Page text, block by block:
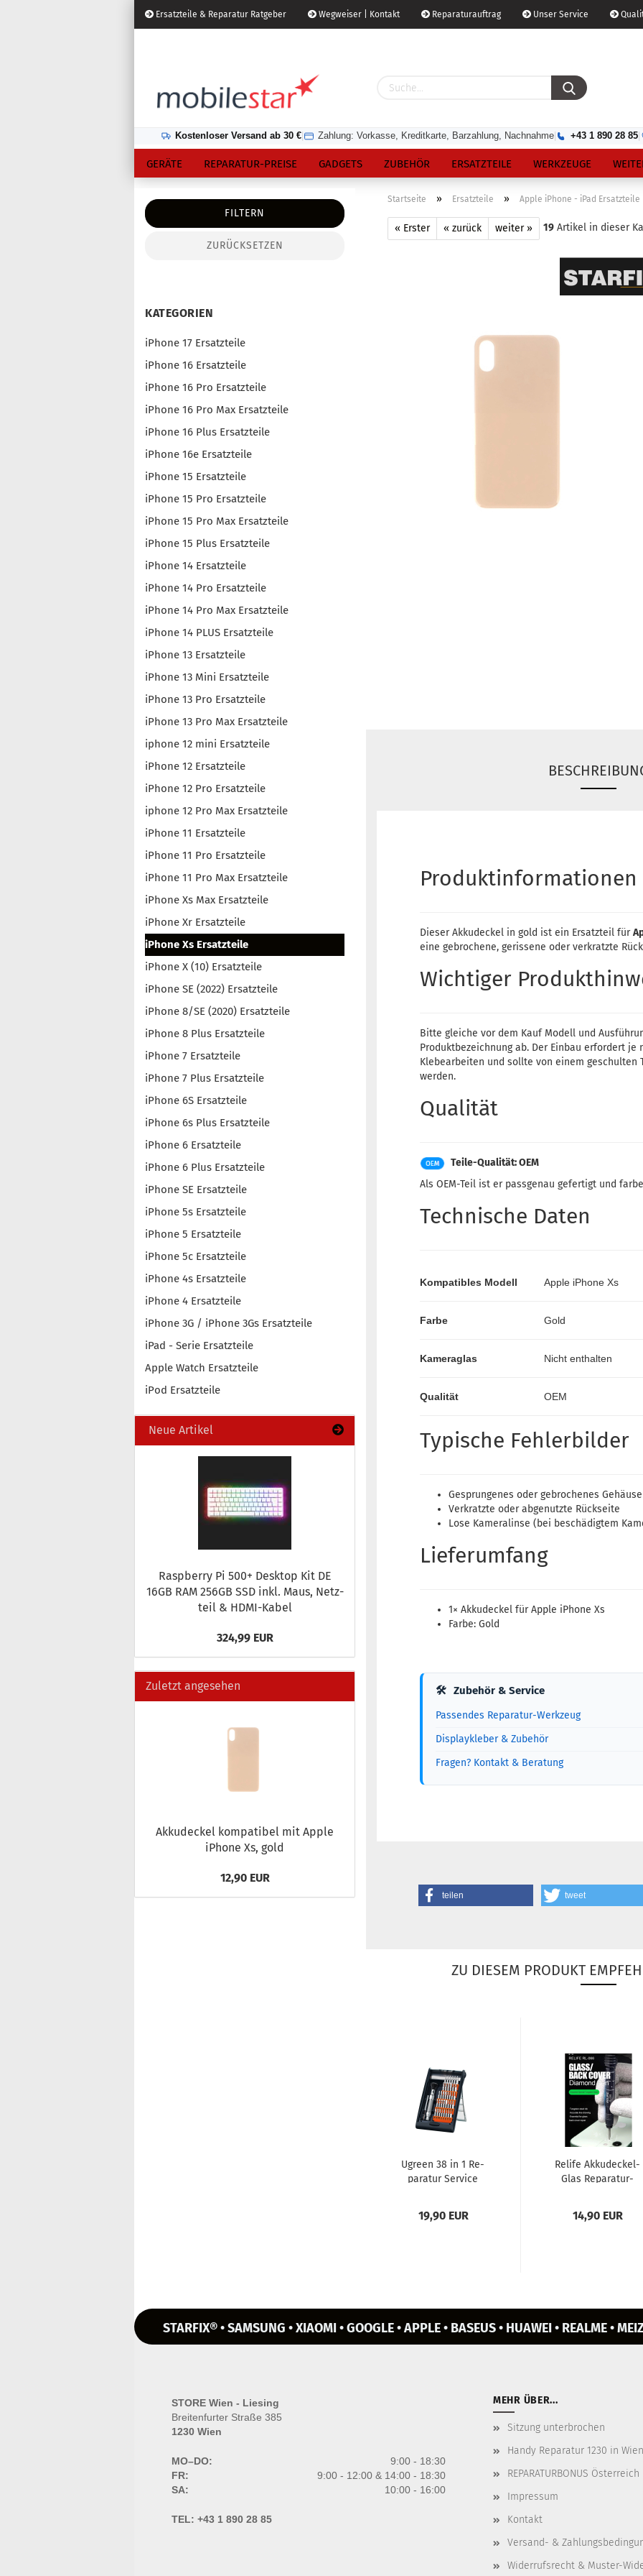
Ersatzteile & Reparatur Ratgeber Wegweiser | Kontakt Reparaturauftrag Unser Service
Kostenloser Versand ab 30 € Zahlung: Vorkasse, Kreditkarte, Barzahlung, Nachnahme +43 1 890 28 85
GERÄTE REPARATUR-PREISE GADGETS ZUBEHÖR ERSATZTEILE WERKZEUGE
Startseite » Ersatzteile » Apple iPhone - iPad Ersatzteile
« Erster « zurück weiter » 19 Artikel in dieser
Produktinformationen
Dieser Akkudeckel in gold ist ein Ersatzteil für
eine gebrochene, gerissene oder verkratzte
Wichtiger
Bitte gleiche vor dem Kauf Modell und
Produktbezeichnung ab. Der Einbau erfordert je
Klebearbeiten und sollte von einem geschulten
werden.
Qualität
Teile-Qualität: OEM
Als OEM-Teil ist er passgenau gefertigt und
Technische Daten
Kompatibles Modell Apple iPhone Xs
Farbe Gold
Kameraglas Nicht enthalten
Qualität OEM
Typische Fehlerbilder
Gesprungenes oder gebrochenes Gehäuse
Verkratzte oder abgenutzte Rückseite
Lose Kameralinse (bei beschädigtem
Lieferumfang
1× Akkudeckel für Apple iPhone Xs
Farbe: Gold
🛠 Zubehör & Service
Passendes Reparatur-Werkzeug
Displaykleber & Zubehör
Fragen? Kontakt & Beratung
teilen tweet
ZU DIESEM PRODUKT
Ugreen 38 in 1 Re­
pa­ra­tur Ser­vice
19,90 EUR
Re­li­fe Akkudeckel-​​
Glas Reparatur-​​
14,90 EUR
FILTERN
ZURÜCKSETZEN
KATEGORIEN
iPhone 17 Ersatzteile
iPhone 16 Ersatzteile
iPhone 16 Pro Ersatzteile
iPhone 16 Pro Max Ersatzteile
iPhone 16 Plus Ersatzteile
iPhone 16e Ersatzteile
iPhone 15 Ersatzteile
iPhone 15 Pro Ersatzteile
iPhone 15 Pro Max Ersatzteile
iPhone 15 Plus Ersatzteile
iPhone 14 Ersatzteile
iPhone 14 Pro Ersatzteile
iPhone 14 Pro Max Ersatzteile
iPhone 14 PLUS Ersatzteile
iPhone 13 Ersatzteile
iPhone 13 Mini Ersatzteile
iPhone 13 Pro Ersatzteile
iPhone 13 Pro Max Ersatzteile
iphone 12 mini Ersatzteile
iPhone 12 Ersatzteile
iPhone 12 Pro Ersatzteile
iphone 12 Pro Max Ersatzteile
iPhone 11 Ersatzteile
iPhone 11 Pro Ersatzteile
iPhone 11 Pro Max Ersatzteile
iPhone Xs Max Ersatzteile
iPhone Xr Ersatzteile
iPhone Xs Ersatzteile
iPhone X (10) Ersatzteile
iPhone SE (2022) Ersatzteile
iPhone 8/SE (2020) Ersatzteile
iPhone 8 Plus Ersatzteile
iPhone 7 Ersatzteile
iPhone 7 Plus Ersatzteile
iPhone 6S Ersatzteile
iPhone 6s Plus Ersatzteile
iPhone 6 Ersatzteile
iPhone 6 Plus Ersatzteile
iPhone SE Ersatzteile
iPhone 5s Ersatzteile
iPhone 5 Ersatzteile
iPhone 5c Ersatzteile
iPhone 4s Ersatzteile
iPhone 4 Ersatzteile
iPhone 3G / iPhone 3Gs Ersatzteile
iPad - Serie Ersatzteile
Apple Watch Ersatzteile
iPod Ersatzteile
Neue Artikel
Raspber­ry Pi 500+ Desk­top Kit DE
16GB RAM 256GB SSD inkl. Maus, Netz­
teil & HDMI-​Kabel
324,99 EUR
Zuletzt angesehen
Ak­ku­de­ckel kom­pa­ti­bel mit Apple
iPho­ne Xs, gold
12,90 EUR
STARFIX® • SAMSUNG • XIAOMI • GOOGLE • APPLE • BASEUS • HUAWEI • REALME •
STORE Wien - Liesing
Breitenfurter Straße 385
1230 Wien
MO–DO:
9:00 - 18:30
FR:
9:00 - 12:00 & 14:00 - 18:30
SA:
10:00 - 16:00
TEL: +43 1 890 28 85
MEHR ÜBER...
Sitzung unterbrochen
Handy Reparatur 1230 in
REPARATURBONUS Österreich
Impressum
Kontakt
Versand- &
Widerrufsrecht & Muster-